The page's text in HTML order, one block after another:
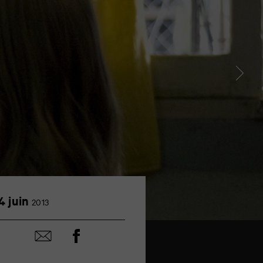
juin 201314
Partager
par
Partager
sur